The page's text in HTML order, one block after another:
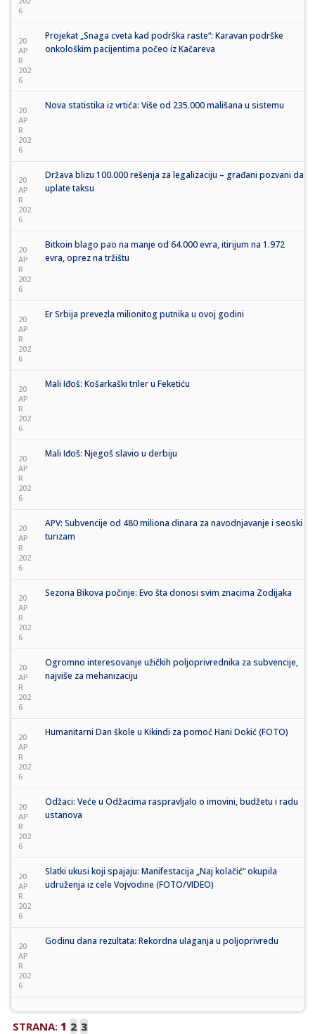
6
20
AP
R
202
6
Projekat „Snaga cveta kad podrška raste“: Karavan podrške
onkološkim pacijentima počeo iz Kačareva
20
AP
R
202
6
Nova statistika iz vrtića: Više od 235.000 mališana u sistemu
20
AP
R
202
6
Država blizu 100.000 rešenja za legalizaciju – građani pozvani da
uplate taksu
20
AP
R
202
6
Bitkoin blago pao na manje od 64.000 evra, itirijum na 1.972
evra, oprez na tržištu
20
AP
R
202
6
Er Srbija prevezla milionitog putnika u ovoj godini
20
AP
R
202
6
Mali Iđoš: Košarkaški triler u Feketiću
20
AP
R
202
6
Mali Iđoš: Njegoš slavio u derbiju
20
AP
R
202
6
APV: Subvencije od 480 miliona dinara za navodnjavanje i seoski
turizam
20
AP
R
202
6
Sezona Bikova počinje: Evo šta donosi svim znacima Zodijaka
20
AP
R
202
6
Ogromno interesovanje užičkih poljoprivrednika za subvencije,
najviše za mehanizaciju
20
AP
R
202
6
Humanitarni Dan škole u Kikindi za pomoć Hani Dokić (FOTO)
20
AP
R
202
6
Odžaci: Veće u Odžacima raspravljalo o imovini, budžetu i radu
ustanova
20
AP
R
202
6
Slatki ukusi koji spajaju: Manifestacija „Naj kolačić“ okupila
udruženja iz cele Vojvodine (FOTO/VIDEO)
20
AP
R
202
6
Godinu dana rezultata: Rekordna ulaganja u poljoprivredu
STRANA: 1 2 3